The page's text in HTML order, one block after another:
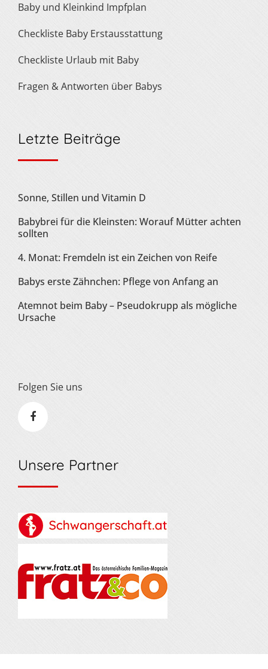
Baby und Kleinkind Impfplan
Checkliste Baby Erstausstattung
Checkliste Urlaub mit Baby
Fragen & Antworten über Babys
Letzte Beiträge
Sonne, Stillen und Vitamin D
Babybrei für die Kleinsten: Worauf Mütter achten
sollten
4. Monat: Fremdeln ist ein Zeichen von Reife
Babys erste Zähnchen: Pflege von Anfang an
Atemnot beim Baby – Pseudokrupp als mögliche
Ursache
Folgen Sie uns
Unsere Partner